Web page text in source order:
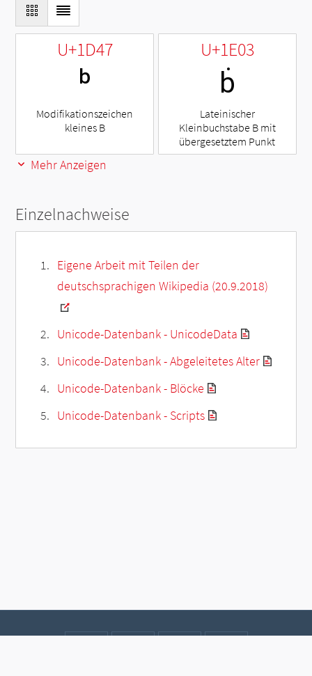
U+1D47
ᵇ
Modifikationszeichen
kleines B
U+1E03
ḃ
Lateinischer
Kleinbuchstabe B mit
übergesetztem Punkt
Mehr Anzeigen
Einzelnachweise
Eigene Arbeit mit Teilen der
deutschsprachigen Wikipedia (20.9.2018)
Unicode-Datenbank - UnicodeData
Unicode-Datenbank - Abgeleitetes Alter
Unicode-Datenbank - Blöcke
Unicode-Datenbank - Scripts